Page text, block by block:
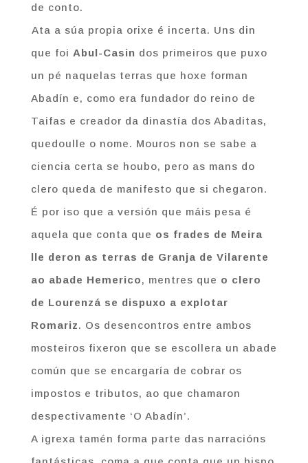
de conto.
Ata a súa propia orixe é incerta. Uns din
que foi Abul-Casin dos primeiros que puxo
un pé naquelas terras que hoxe forman
Abadín e, como era fundador do reino de
Taifas e creador da dinastía dos Abaditas,
quedoulle o nome. Mouros non se sabe a
ciencia certa se houbo, pero as mans do
clero queda de manifesto que si chegaron.
É por iso que a versión que máis pesa é
aquela que conta que os frades de Meira
lle deron as terras de Granja de Vilarente
ao abade Hemerico, mentres que o clero
de Lourenzá se dispuxo a explotar
Romariz. Os desencontros entre ambos
mosteiros fixeron que se escollera un abade
común que se encargaría de cobrar os
impostos e tributos, ao que chamaron
despectivamente ‘O Abadín’.
A igrexa tamén forma parte das narracións